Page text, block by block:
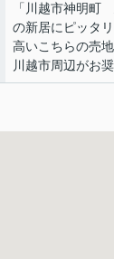
「川越市神明
の新居にピッタ
高いこちらの売
川越市周辺がお